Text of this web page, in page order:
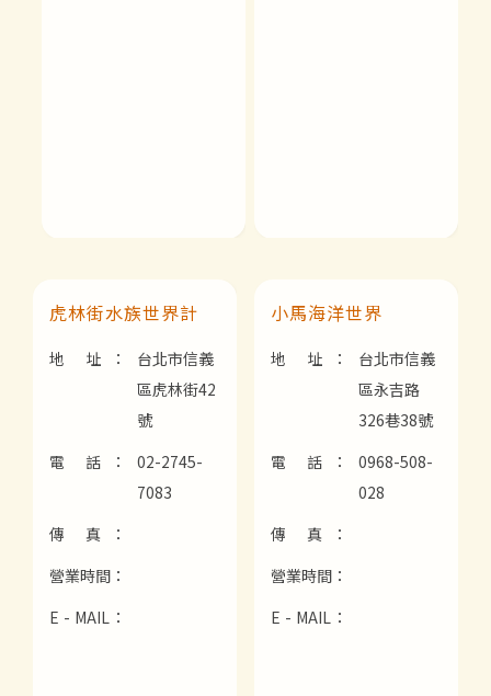
虎林街水族世界計
地 址：
台北市信義
區虎林街42
號
電 話：
02-2745-
7083
傳 真：
營業時間：
E - MAIL：
小馬海洋世界
地 址：
台北市信義
區永吉路
326巷38號
電 話：
0968-508-
028
傳 真：
營業時間：
E - MAIL：